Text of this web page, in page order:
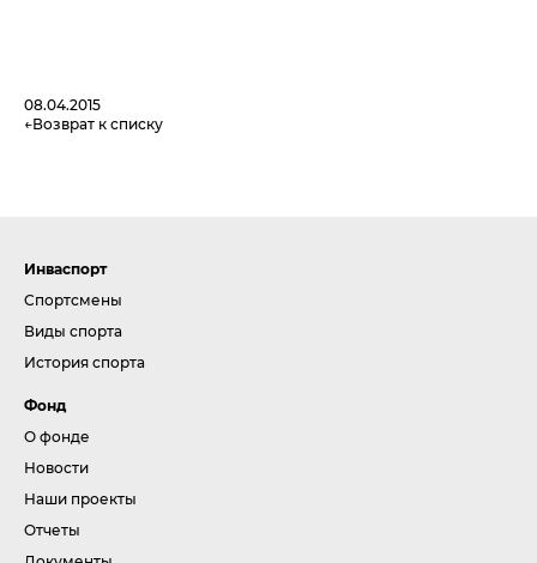
08.04.2015
Возврат к списку
Инваспорт
Спортсмены
Виды спорта
История спорта
Фонд
О фонде
Новости
Наши проекты
Отчеты